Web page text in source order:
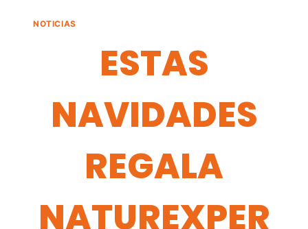
NOTICIAS
ESTAS
NAVIDADES
REGALA
NATUREXPER